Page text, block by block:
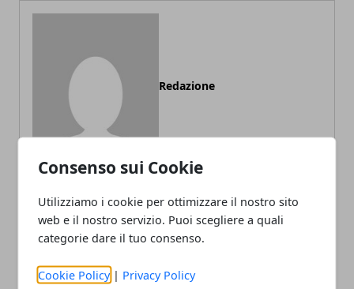
Consenso sui Cookie
Utilizziamo i cookie per ottimizzare il nostro sito
web e il nostro servizio. Puoi scegliere a quali
categorie dare il tuo consenso.
Cookie Policy | Privacy Policy
Redazione
ARTICOLI CORRELATI